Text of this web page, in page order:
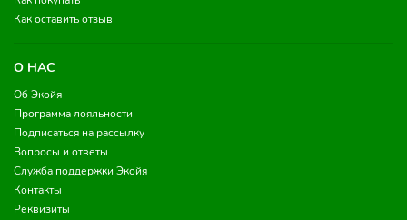
Как оставить отзыв
О НАС
Об Экойя
Программа лояльности
Подписаться на рассылку
Вопросы и ответы
Служба поддержки Экойя
Контакты
Реквизиты